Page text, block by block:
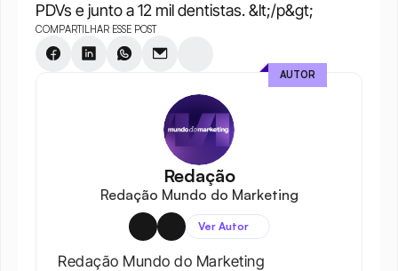
PDVs e junto a 12 mil dentistas. &lt;/p&gt;
COMPARTILHAR ESSE POST
Redação
Redação Mundo do Marketing
Ver Autor
Redação Mundo do Marketing
AUTOR